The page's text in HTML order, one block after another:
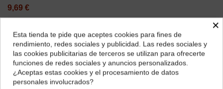
9,69 €
¿Dónde deseas recibir tu pedido?
Selecciona tu ubicación para mostrarte los precios e
impuestos correctos para tu región.
×
Esta tienda te pide que aceptes cookies para fines de
rendimiento, redes sociales y publicidad. Las redes sociales y
las cookies publicitarias de terceros se utilizan para ofrecerte
funciones de redes sociales y anuncios personalizados.
¿Aceptas estas cookies y el procesamiento de datos
personales involucrados?